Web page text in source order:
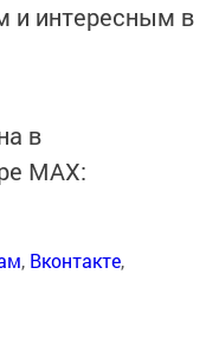
и интересным в
в
MАХ:
, Вконтакте,